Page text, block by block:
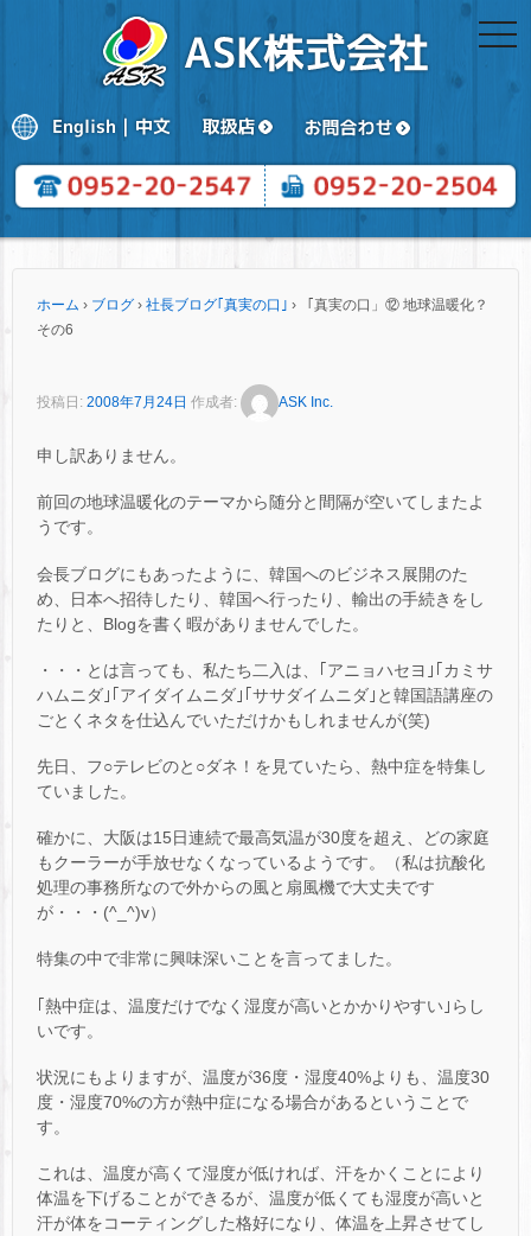
ホーム › ブログ › 社長ブログ｢真実の口｣ ›
「真実の口」⑫ 地球温暖化？
その6
投稿日: 2008年7月24日 作成者: ASK Inc.
申し訳ありません。
前回の地球温暖化のテーマから随分と間隔が空いてしまたよ
うです。
会長ブログにもあったように、韓国へのビジネス展開のた
め、日本へ招待したり、韓国へ行ったり、輸出の手続きをし
たりと、Blogを書く暇がありませんでした。
・・・とは言っても、私たち二入は、｢アニョハセヨ｣｢カミサ
ハムニダ｣｢アイダイムニダ｣｢ササダイムニダ｣と韓国語講座の
ごとくネタを仕込んでいただけかもしれませんが(笑)
先日、フ○テレビのと○ダネ！を見ていたら、熱中症を特集し
ていました。
確かに、大阪は15日連続で最高気温が30度を超え、どの家庭
もクーラーが手放せなくなっているようです。（私は抗酸化
処理の事務所なので外からの風と扇風機で大丈夫です
が・・・(^_^)v）
特集の中で非常に興味深いことを言ってました。
｢熱中症は、温度だけでなく湿度が高いとかかりやすい｣らし
いです。
状況にもよりますが、温度が36度・湿度40%よりも、温度30
度・湿度70%の方が熱中症になる場合があるということで
す。
これは、温度が高くて湿度が低ければ、汗をかくことにより
体温を下げることができるが、温度が低くても湿度が高いと
汗が体をコーティングした格好になり、体温を上昇させてし